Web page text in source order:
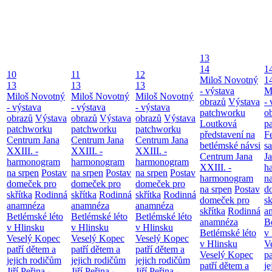
10
13
Miloš Novotný
- výstava
obrazů Výstava
patchworku
Centrum Jana
XXIII. -
harmonogram
na srpen Postav
domeček pro
skřítka Rodinná
anamnéza
Betlémské léto
v Hlinsku
Veselý Kopec
patří dětem a
jejich rodičům
11
13
Miloš Novotný
- výstava
obrazů Výstava
patchworku
Centrum Jana
XXIII. -
harmonogram
na srpen Postav
domeček pro
skřítka Rodinná
anamnéza
Betlémské léto
v Hlinsku
Veselý Kopec
patří dětem a
jejich rodičům
12
13
Miloš Novotný
- výstava
obrazů Výstava
patchworku
Centrum Jana
XXIII. -
harmonogram
na srpen Postav
domeček pro
skřítka Rodinná
anamnéza
Betlémské léto
v Hlinsku
Veselý Kopec
patří dětem a
jejich rodičům
13
14
Miloš Novotný
- výstava
obrazů Výstava
patchworku
Loutková
představení na
betlémské návsi
Centrum Jana
XXIII. -
harmonogram
na srpen Postav
domeček pro
skřítka Rodinná
anamnéza
Betlémské léto
v Hlinsku
Veselý Kopec
patří dětem a
-
v